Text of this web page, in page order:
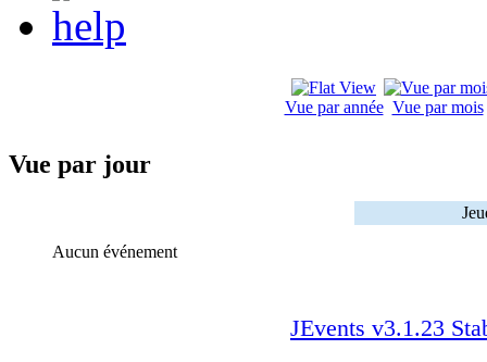
Vue par année Vue par mois
Vue par jour
Aucun événement
JEvents v3.1.23